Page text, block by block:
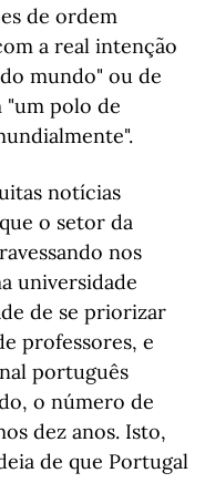
de ordem
a real intenção
mundo" ou de
"um polo de
notícias
o setor da
nos
universidade
de se priorizar
professores, e
português
o número de
dez anos. Isto,
de que Portugal